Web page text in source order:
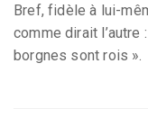
Bref, fidèle à lui-
comme dirait l’autre
borgnes sont rois ».